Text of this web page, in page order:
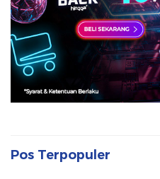
Pos Terpopuler